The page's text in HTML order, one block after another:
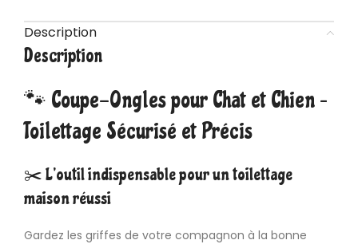
Description
Description
🐾 Coupe-Ongles pour Chat et Chien –
Toilettage Sécurisé et Précis
✂️ L’outil indispensable pour un toilettage
maison réussi
Gardez les griffes de votre compagnon à la bonne